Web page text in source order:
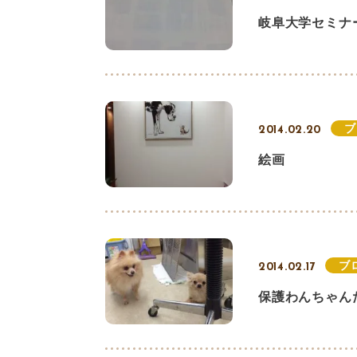
岐阜大学セミナ
2014.02.20
絵画
2014.02.17 ブ
保護わんちゃん